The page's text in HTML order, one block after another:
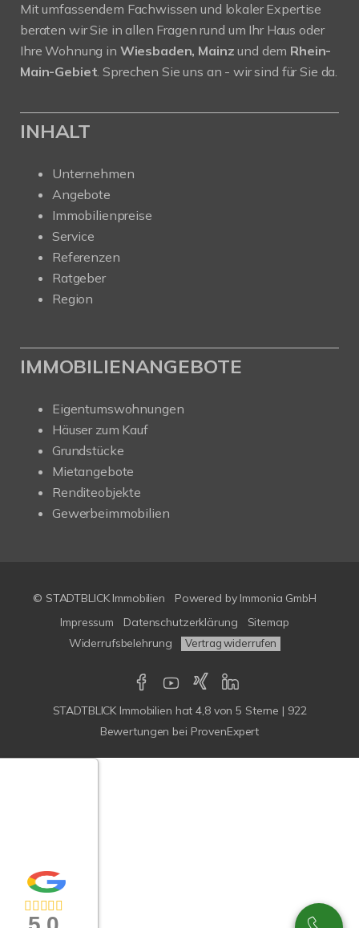
Mit umfassendem Fachwissen und lokaler Expertise
beraten wir Sie in allen Fragen rund um Ihr Haus oder
Ihre Wohnung in Wiesbaden, Mainzund dem Rhein-
Main-Gebiet. Sprechen Sie uns an - wir sind für Sie da.
INHALT
Unternehmen
Angebote
Immobilienpreise
Service
Referenzen
Ratgeber
Region
IMMOBILIENANGEBOTE
Eigentumswohnungen
Häuser zum Kauf
Grundstücke
Mietangebote
Renditeobjekte
Gewerbeimmobilien
© STADTBLICK Immobilien Powered by Immonia GmbH
Impressum
Datenschutzerklärung
Sitemap
Widerrufsbelehrung
Vertrag widerrufen
STADTBLICK Immobilien hat4,8von5 Sterne | 922
Bewertungen bei ProvenExpert